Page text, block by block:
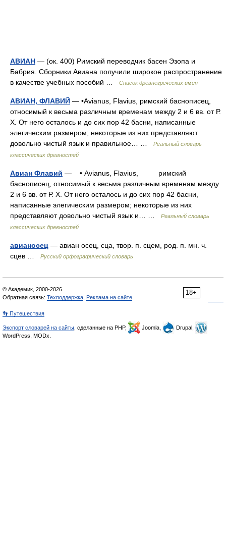
АВИАН — (ок. 400) Римский переводчик басен Эзопа и
Бабрия. Сборники Авиана получили широкое распространение
в качестве учебных пособий …
Список древнегреческих имен
АВИАН, ФЛАВИЙ — •Avianus, Flavius, римский баснописец,
относимый к весьма различным временам между 2 и 6 вв. от Р.
X. От него осталось и до сих пор 42 басни, написанные
элегическим размером; некоторые из них представляют
довольно чистый язык и правильное… …
Реальный словарь
классических древностей
Авиан Флавий — • Avianus, Flavius, римский
баснописец, относимый к весьма различным временам между
2 и 6 вв. от Р. X. От него осталось и до сих пор 42 басни,
написанные элегическим размером; некоторые из них
представляют довольно чистый язык и… …
Реальный словарь
классических древностей
авианосец — авиан осец, сца, твор. п. сцем, род. п. мн. ч.
сцев …
Русский орфографический словарь
18+
© Академик, 2000-2026
Обратная связь: Техподдержка Реклама на сайте
👣 Путешествия
Экспорт словарей на сайты , сделанные на PHP, Joomla,
Drupal,
WordPress, MODx.